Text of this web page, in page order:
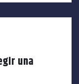
una